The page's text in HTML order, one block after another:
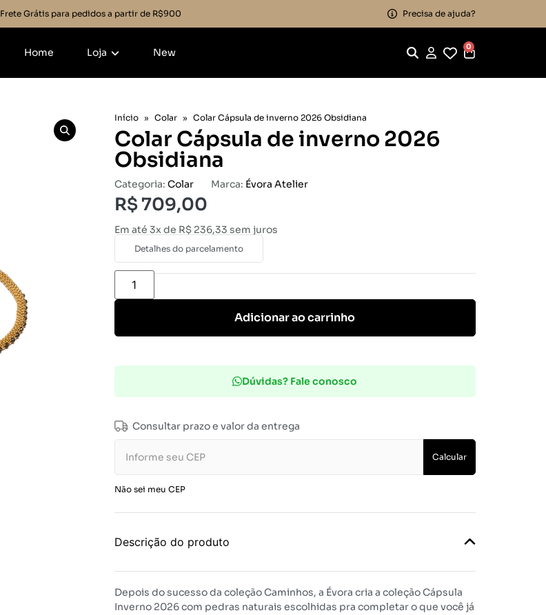
Frete Grátis para pedidos a partir de R$900 Precisa de ajuda?
Home Loja New 0
Início » Colar » Colar Cápsula de inverno 2026 Obsidiana
Colar Cápsula de inverno 2026
Obsidiana
Categoria: Colar Marca: Évora Atelier
R$709,00
Em até 3x de R$236,33 sem juros
Detalhes do parcelamento
Adicionar ao carrinho
Dúvidas? Fale conosco
Consultar prazo e valor da entrega
Calcular
Não sei meu CEP
Descrição do produto
Depois do sucesso da coleção Caminhos, a Évora cria a coleção Cápsula
Inverno 2026 com pedras naturais escolhidas pra completar o que você já